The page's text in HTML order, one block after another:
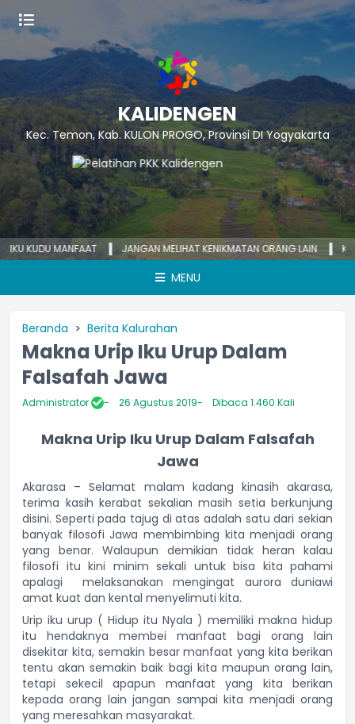
KALIDENGEN
Kec. Temon, Kab. KULON PROGO, Provinsi DI Yogyakarta
MANFAAT JANGAN MELIHAT KENIKMATAN ORANG LAIN
MENU
Beranda Berita Kalurahan
Makna Urip Iku Urup Dalam
Falsafah Jawa
Administrator 26 Agustus 2019 Dibaca 1.460 Kali
Makna Urip Iku Urup Dalam Falsafah
Jawa
Akarasa – Selamat malam kadang kinasih akarasa,
terima kasih kerabat sekalian masih setia berkunjung
disini. Seperti pada tajug di atas adalah satu dari sekian
banyak filosofi Jawa membimbing kita menjadi orang
yang benar. Walaupun demikian tidak heran kalau
filosofi itu kini minim sekali untuk bisa kita pahami
apalagi melaksanakan mengingat aurora duniawi
amat kuat dan kental menyelimuti kita.
Urip iku urup ( Hidup itu Nyala ) memiliki makna hidup
itu hendaknya membei manfaat bagi orang lain
disekitar kita, semakin besar manfaat yang kita berikan
tentu akan semakin baik bagi kita maupun orang lain,
tetapi sekecil apapun manfaat yang kita berikan
kepada orang lain jangan sampai kita menjadi orang
yang meresahkan masyarakat.